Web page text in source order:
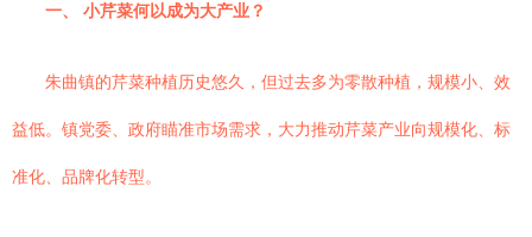
一、 小芹菜何以成为大产业？
朱曲镇的芹菜种植历史悠久，但过去多为零散种植，规模小、效
益低。镇党委、政府瞄准市场需求，大力推动芹菜产业向规模化、标
准化、品牌化转型。